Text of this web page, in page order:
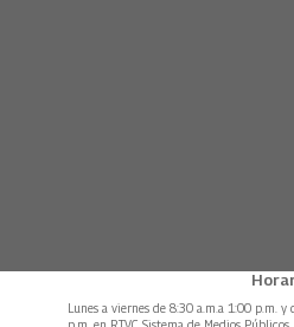
Lunes a viernes de 8:30 a.m.a 1:00 p.m. y